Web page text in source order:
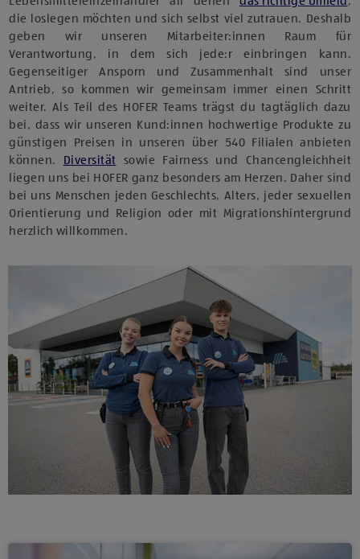
die loslegen möchten und sich selbst viel zutrauen. Deshalb
geben wir unseren Mitarbeiter:innen Raum für
Verantwortung, in dem sich jede:r einbringen kann.
Gegenseitiger Ansporn und Zusammenhalt sind unser
Antrieb, so kommen wir gemeinsam immer einen Schritt
weiter. Als Teil des HOFER Teams trägst du tagtäglich dazu
bei, dass wir unseren Kund:innen hochwertige Produkte zu
günstigen Preisen in unseren über 540 Filialen anbieten
können. Diversität sowie Fairness und Chancengleichheit
liegen uns bei HOFER ganz besonders am Herzen. Daher sind
bei uns Menschen jeden Geschlechts, Alters, jeder sexuellen
Orientierung und Religion oder mit Migrationshintergrund
herzlich willkommen.